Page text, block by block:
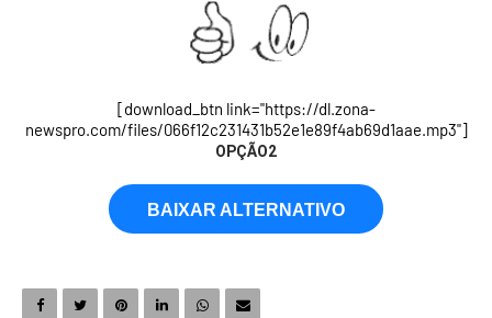
[download_btn link="https://dl.zona-
newspro.com/files/066f12c231431b52e1e89f4ab69d1aae.mp3"]
OPÇÃO2
BAIXAR ALTERNATIVO